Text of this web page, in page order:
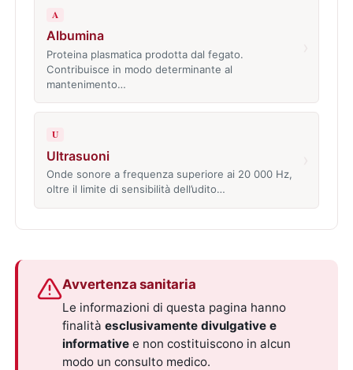
A
Albumina
Proteina plasmatica prodotta dal fegato.
Contribuisce in modo determinante al
mantenimento…
U
Ultrasuoni
Onde sonore a frequenza superiore ai 20 000 Hz,
oltre il limite di sensibilità dell’udito…
Avvertenza sanitaria
Le informazioni di questa pagina hanno
finalitàesclusivamente divulgative e
informative e non costituiscono in alcun
modo un consulto medico.